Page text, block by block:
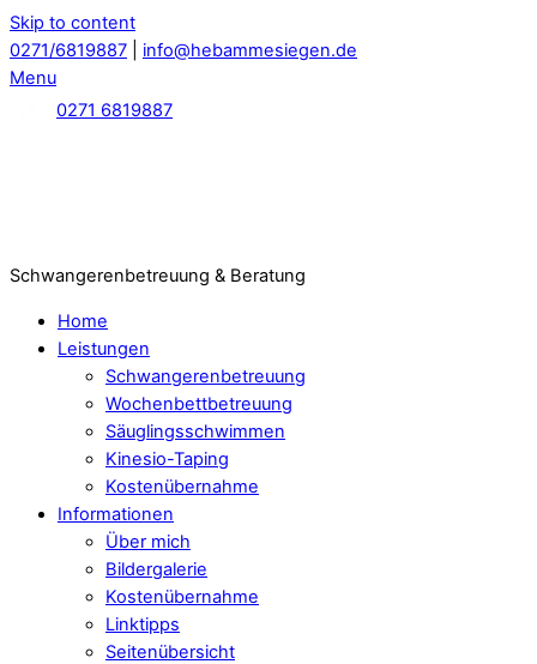
Skip to content
0271/6819887
info@hebammesiegen.de
Menu
0271 6819887
Schwangerenbetreuung & Beratung
Home
Leistungen
Schwangerenbetreuung
Wochenbettbetreuung
Säuglingsschwimmen
Kinesio-Taping
Kostenübernahme
Informationen
Über mich
Bildergalerie
Kostenübernahme
Linktipps
Seitenübersicht